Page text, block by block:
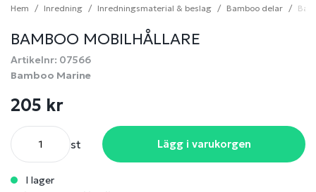
Hem Inredning Inredningsmaterial & beslag Bamboo delar
BAMBOO MOBILHÅLLARE
Artikelnr: 07566
Bamboo Marine
205 kr
st Lägg i varukorgen
i lager